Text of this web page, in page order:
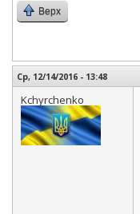
Верх
Ср, 12/14/2016 - 13:48
Kchyrchenko